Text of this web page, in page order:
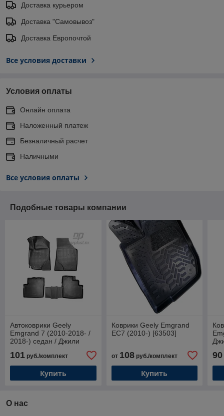
Доставка курьером
Доставка "Самовывоз"
Доставка Европочтой
Все условия доставки
Условия оплаты
Онлайн оплата
Наложенный платеж
Безналичный расчет
Наличными
Все условия оплаты
Подобные товары компании
Автоковрики Geely
Emgrand 7 (2010-2018- /
2018-) седан / Джили
101 руб./комплект
Купить
Коврики Geely Emgrand
EC7 (2010-) [63503]
от 108руб./комплект
Купить
90
О нас